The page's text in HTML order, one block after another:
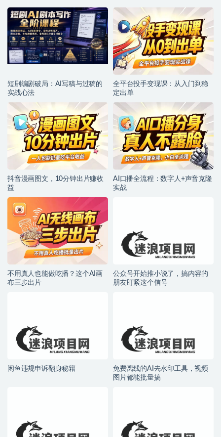
短剧编剧破局：AI写稿与过稿的
实战心法
全平台投手变现课：从入门到稳
定出单
抖音漫画图文，10分钟出片赚收
益
AI口播全流程：数字人+声音克隆
实战
不用真人也能做吃播？这个AI画
布三步出片
公众号开始推小说了，搞内容的
朋友盯紧这个信号
闲鱼违规申诉翻身秘籍
免费离线的AI去水印工具，视频
图片都能批量搞